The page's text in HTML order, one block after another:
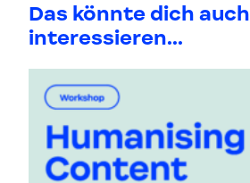
Das könnte dich auch
interessieren...